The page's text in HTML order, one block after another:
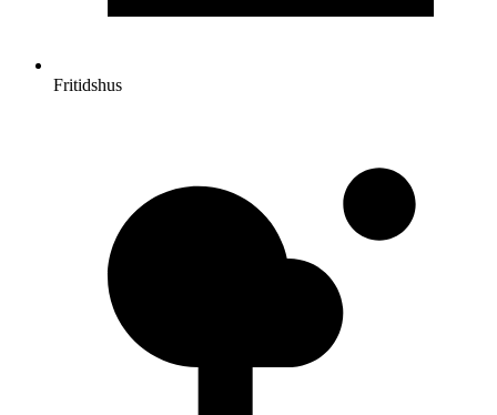
Fritidshus